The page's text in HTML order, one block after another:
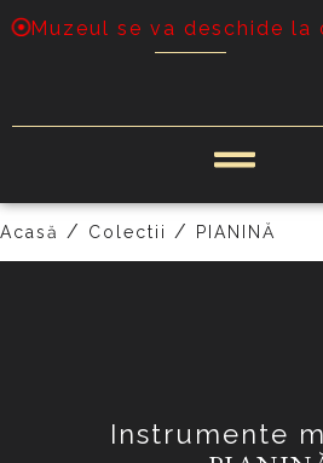
Muzeul se va deschide la
Acasă / Colectii / PIANINĂ
Instrumente
PRECEDENT